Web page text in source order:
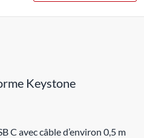
Keystone
C avec câble d’environ 0,5 m